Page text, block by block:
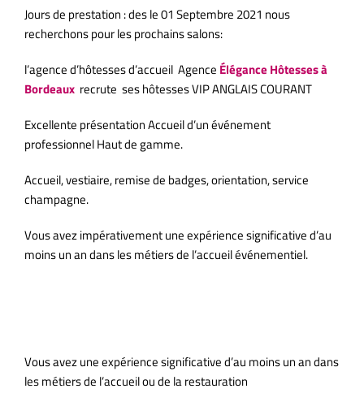
Jours de prestation : des le 01 Septembre 2021 nous
recherchons pour les prochains salons:
l’agence d’hôtesses d’accueil Agence Élégance Hôtesses à
Bordeaux recrute ses hôtesses VIP ANGLAIS COURANT
Excellente présentation Accueil d’un événement
professionnel Haut de gamme.
Accueil, vestiaire, remise de badges, orientation, service
champagne.
Vous avez impérativement une expérience significative d’au
moins un an dans les métiers de l’accueil événementiel.
Vous avez une expérience significative d’au moins un an dans
les métiers de l’accueil ou de la restauration